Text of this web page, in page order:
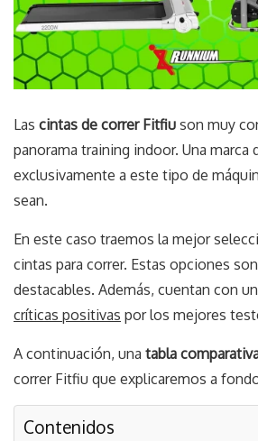
Las cintas de correr Fitfiu son muy
panorama training indoor. Una marca
exclusivamente a este tipo de
sean.
En este caso traemos la mejor
cintas para correr. Estas opciones
destacables. Además, cuentan con
críticas positivas por los mejores
A continuación, una tabla
correr Fitfiu que explicaremos a
Contenidos